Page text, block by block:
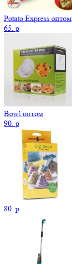
Potato Express оптом
65. p
Bowl оптом
90. p
80. p